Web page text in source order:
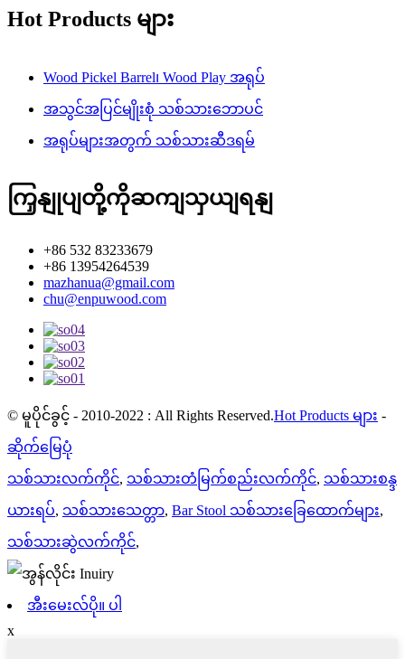
Hot Products များ
Wood Pickel Barrel၊ Wood Play အရုပ်
အသွင်အပြင်မျိုးစုံ သစ်သားဘောပင်
အရုပ်များအတွက် သစ်သားဆီဒရမ်
ကြှနျုပျတို့ကိုဆကျသှယျရနျ
+86 532 83233679
+86 13954264539
mazhanua@gmail.com
chu@enpuwood.com
© မူပိုင်ခွင့် - 2010-2022 : All Rights Reserved.Hot Products များ -
ဆိုက်မြေပုံ
သစ်သားလက်ကိုင်, သစ်သားတံမြက်စည်းလက်ကိုင်, သစ်သားစန္ဒ
ယားရပ်, သစ်သားသေတ္တာ, Bar Stool သစ်သားခြေထောက်များ,
သစ်သားဆွဲလက်ကိုင်,
အီးမေးလ်ပို။ ပါ
x